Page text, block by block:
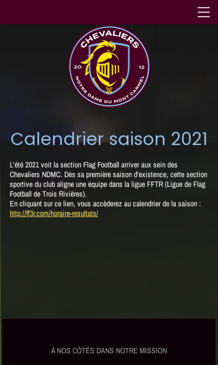
Calendrier saison 2021
L'été 2021 voit la section Flag Football arriver aux sein des
Chevaliers NDMC. Dès sa première saison d'existence, cette section
sportive du club aligne une équipe dans la ligue FFTR (Ligue de Flag
Football de Trois Rivières).
En cliquant sur ce lien, vous accèderez au calendrier de la saison :
http://ff3r.com/horaire-resultats/
À NOS CÔTÉS DANS NOTRE MISSION